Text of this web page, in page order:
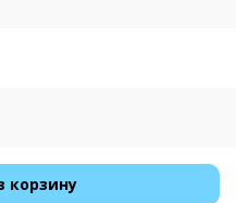
корзину